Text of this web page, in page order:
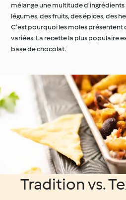
mélange une multitude
légumes, des fruits, des épices, des
C’est pourquoi les moles présentent
variées. La recette la plus populaire
base de chocolat.
Tradition vs.